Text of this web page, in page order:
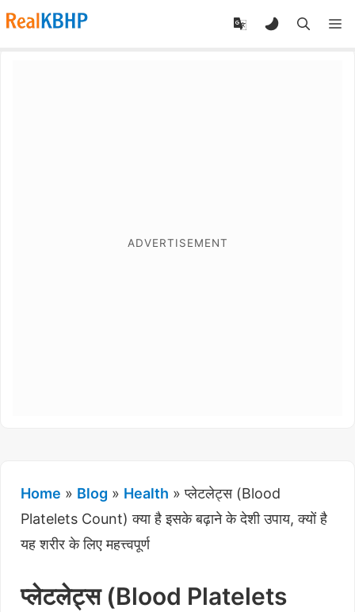
RealKBHP
Home » Blog » Health »प्लेटलेट्स (Blood
Platelets Count) क्या है इसके बढ़ाने के देशी उपाय, क्यों है
यह शरीर के लिए महत्त्वपूर्ण
प्लेटलेट्स (Blood Platelets